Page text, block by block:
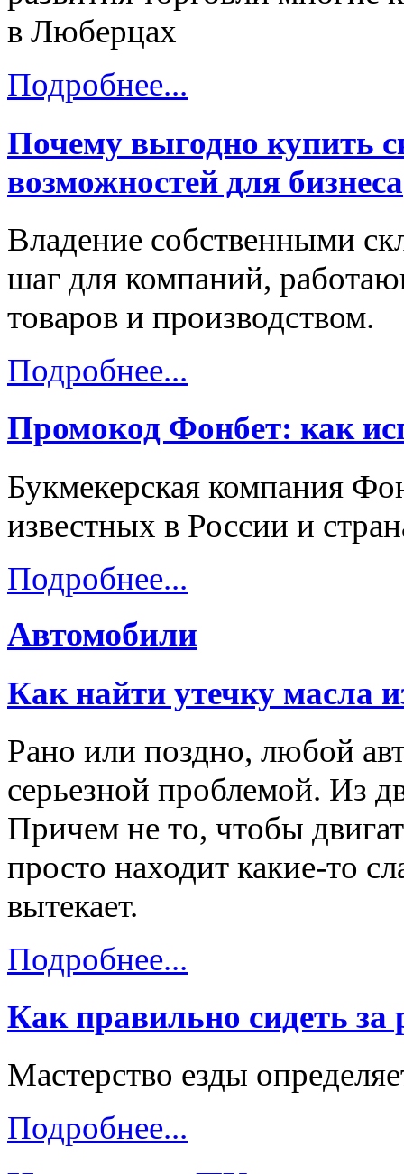
в Люберцах
Подробнее...
Почему выгодно купить
возможностей для бизнеса
Владение собственными
шаг для компаний,
товаров и производством.
Подробнее...
Промокод Фонбет: как
Букмекерская компания
известных в России и
Подробнее...
Автомобили
Как найти утечку масла
Рано или поздно, любой
серьезной проблемой. Из
Причем не то, чтобы
просто находит какие-то
вытекает.
Подробнее...
Как правильно сидеть за
Мастерство езды
Подробнее...